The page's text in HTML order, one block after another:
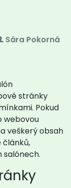
Sára Pokorná
stránky
Pokud
webovou
veškerý obsah
článků,